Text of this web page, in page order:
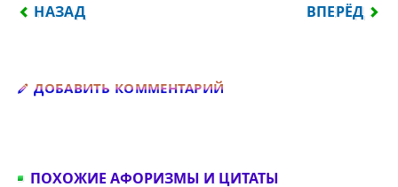
ПРЕДЫДУЩИЙ: ИННА И ЯНА...
НАЗАД ВПЕРЁД
ДОБАВИТЬ КОММЕНТАРИЙ
ПОХОЖИЕ АФОРИЗМЫ И ЦИТАТЫ